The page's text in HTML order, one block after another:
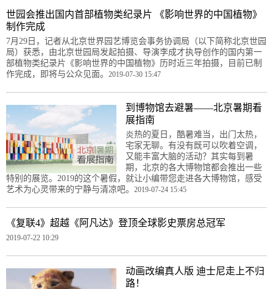
世园会推出国内首部植物类纪录片 《影响世界的中国植物》
制作完成
7月29日，记者从北京世界园艺博览会事务协调局（以下简称北京世园
局）获悉，由北京世园局发起拍摄、导演李成才执导创作的国内第一
部植物类纪录片《影响世界的中国植物》历时近三年拍摄，目前已制
作完成，即将与公众见面。 2019-07-30 15:47
到博物馆去避暑——北京暑期看
展指南
炎热的夏日，酷暑难当，出门太热，
宅家无聊。有没有既可以吹着空调，
又能丰富大脑的活动？其实每到暑
期，北京的各大博物馆都会推出一些
特别的展览。2019的这个暑假，就让小编带您走进各大博物馆，感受
艺术为心灵带来的宁静与清凉吧。 2019-07-24 15:45
《复联4》超越《阿凡达》登顶全球影史票房总冠军
2019-07-22 10:29
动画改编真人版 迪士尼走上不归
路！